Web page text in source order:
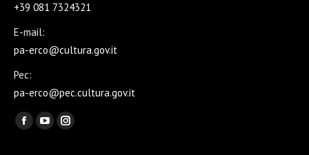
+39 081 7324321
E-mail:
pa-erco@cultura.gov.it
Pec:
pa-erco@pec.cultura.gov.it
Ci puoi trovare su:
Facebook
YouTubeInstagram